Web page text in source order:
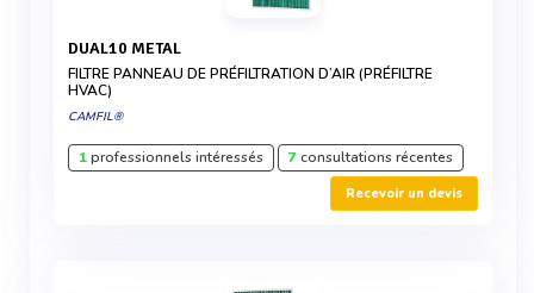
DUAL10 METAL
FILTRE PANNEAU DE PRÉFILTRATION D’AIR (PRÉFILTRE
HVAC)
CAMFIL®
1professionnels intéressés 7consultations récentes
Recevoir un devis